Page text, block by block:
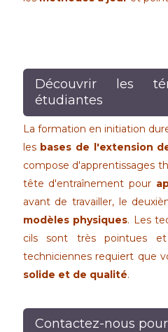
Découvrir les
étudiantes
La formation en initiation
les bases de l'extension
compose d'apprentissages
tête d'entraînement pour
avant de travailler, le
modèles physiques. Les
cils sont très pointues
techniciennes requiert que
solide et de qualité.
Contactez-nous